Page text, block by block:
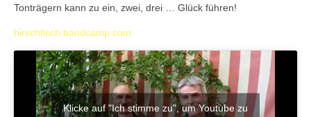
Tonträgern kann zu ein, zwei, drei … Glück führen!
hirschfisch.bandcamp.com
Klicke auf "Ich stimme zu", um Youtube zu